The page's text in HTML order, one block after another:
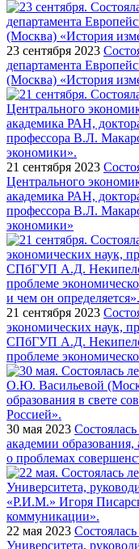
23 сентября 2023
департамента
(Москва) «История
21 сентября 2023
Центрального
академика РАН,
профессора В.Л.
экономики»
21 сентября 2023
экономических наук,
СПбГУП А.Д.
проблеме
30 мая 2023
академии
о проблемах
22 мая 2023
Университета,